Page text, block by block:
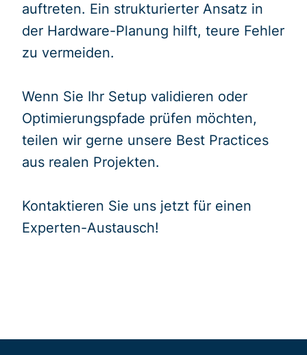
auftreten. Ein strukturierter Ansatz in
der Hardware-Planung hilft, teure Fehler
zu vermeiden.
Wenn Sie Ihr Setup validieren oder
Optimierungspfade prüfen möchten,
teilen wir gerne unsere Best Practices
aus realen Projekten.
Kontaktieren Sie uns jetzt für einen
Experten-Austausch!